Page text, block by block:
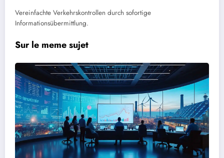
Vereinfachte Verkehrskontrollen durch sofortige
Informationsübermittlung.
Sur le meme sujet